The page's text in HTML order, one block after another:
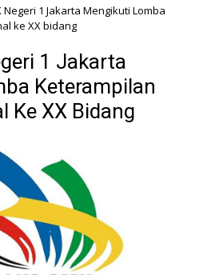
Negeri 1 Jakarta Mengikuti Lomba
ke XX bidang
1 Jakarta
Keterampilan
Ke XX Bidang